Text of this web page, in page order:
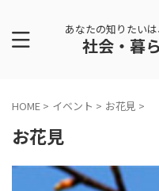
あなたの知りたい
社会・暮
HOME > イベント > お花見 >
お花見